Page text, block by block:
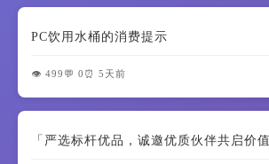
PC饮用水桶的消费提示
👁️ 499 💬 0 ⏰ 5天前
「严选标杆优品，诚邀优质伙伴共启价值